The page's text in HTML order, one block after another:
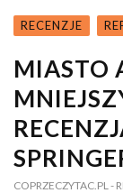
RECENZJE
MIASTO
COPRZECZYTAC.PL -